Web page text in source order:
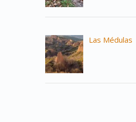
Las Médulas